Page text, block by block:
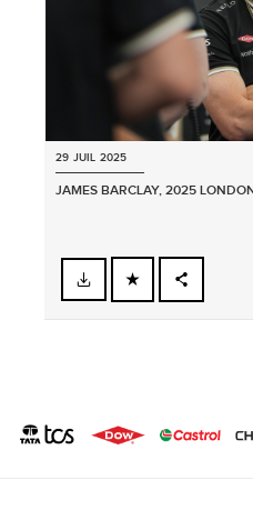
29 JUIL 2025
JAMES BARCLAY, 2025
FACEBOOK